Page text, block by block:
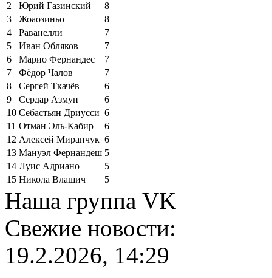
2
Юрий Газинский
8
3
Жоаозиньо
8
4
Раванелли
7
5
Иван Обляков
7
6
Марио Фернандес
7
7
Фёдор Чалов
7
8
Сергей Ткачёв
6
9
Сердар Азмун
6
10 Себастьян Дриусси 6
11 Отман Эль-Кабир
6
12 Алексей Миранчук 6
13 Мануэл Фернандеш 5
14 Луис Адриано
5
15 Никола Влашич 5
Наша группа VK
Свежие новости:
19.2.2026, 14:29